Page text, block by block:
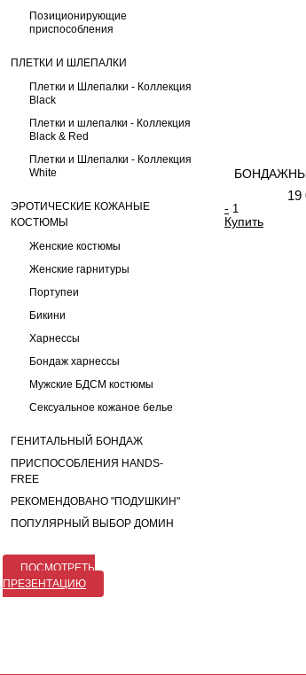
Позиционирующие
приспособления
ПЛЕТКИ И ШЛЕПАЛКИ
Плетки и Шлепалки - Коллекция
Black
Плетки и шлепалки - Коллекция
Black & Red
Плетки и Шлепалки - Коллекция
White
ЭРОТИЧЕСКИЕ КОЖАНЫЕ
КОСТЮМЫ
Женские костюмы
Женские гарнитуры
Портупеи
Бикини
Харнессы
Бондаж харнессы
Мужские БДСМ костюмы
Сексуальное кожаное белье
ГЕНИТАЛЬНЫЙ БОНДАЖ
ПРИСПОСОБЛЕНИЯ HANDS-
FREE
РЕКОМЕНДОВАНО "ПОДУШКИН"
ПОПУЛЯРНЫЙ ВЫБОР ДОМИН
ПОСМОТРЕТЬ
ПРЕЗЕНТАЦИЮ
19
-
Купить